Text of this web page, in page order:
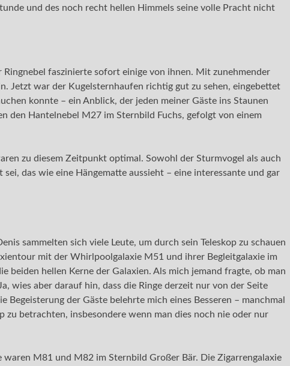
und des noch recht hellen Himmels seine volle Pracht nicht
faszinierte sofort einige von ihnen. Mit zunehmender
Jetzt war der Kugelsternhaufen richtig gut zu sehen, eingebettet
konnte – ein Anblick, der jeden meiner Gäste ins Staunen
den Hantelnebel M27 im Sternbild Fuchs, gefolgt von einem
zu diesem Zeitpunkt optimal. Sowohl der Sturmvogel als auch
das wie eine Hängematte aussieht – eine interessante und gar
sammelten sich viele Leute, um durch sein Teleskop zu schauen
mit der Whirlpoolgalaxie M51 und ihrer Begleitgalaxie im
hellen Kerne der Galaxien. Als mich jemand fragte, ob man
wies aber darauf hin, dass die Ringe derzeit nur von der Seite
der Gäste belehrte mich eines Besseren – manchmal
zu betrachten, insbesondere wenn man dies noch nie oder nur
M81 und M82 im Sternbild Großer Bär. Die Zigarrengalaxie